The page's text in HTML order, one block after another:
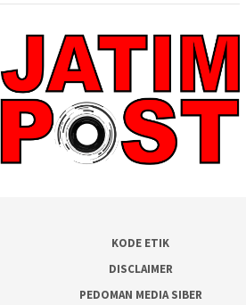
KODE ETIK
DISCLAIMER
PEDOMAN MEDIA SIBER